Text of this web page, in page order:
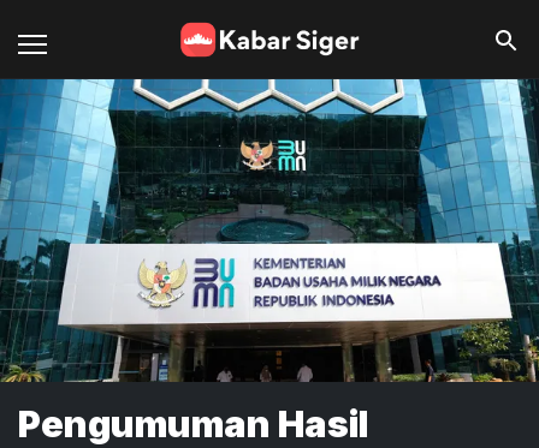
Pengumuman Hasil